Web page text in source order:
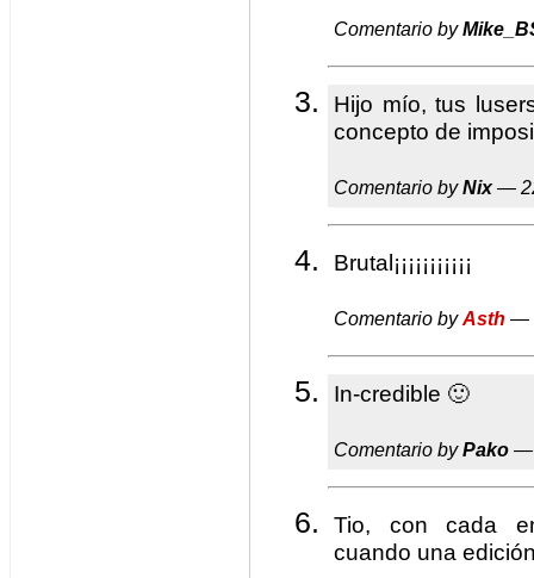
Comentario by
Hijo mío, tus
concepto de
Comentario byNix—
Brutal¡¡¡¡¡¡¡¡¡¡¡
Comentario byAsth —
In-credible 🙂
Comentario byPako —
Tio, con cada
cuando una